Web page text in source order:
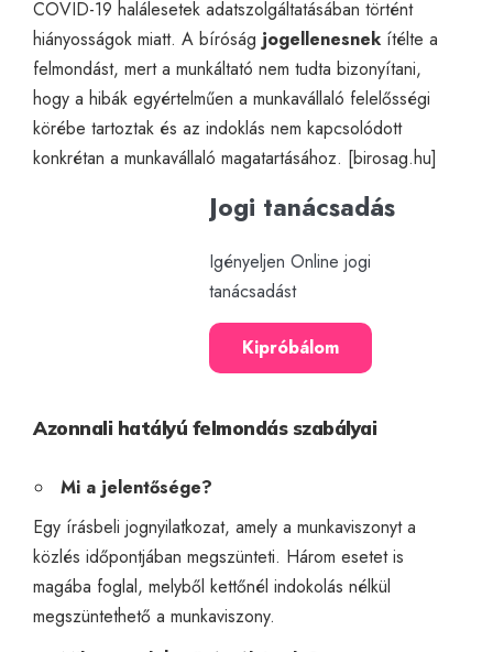
COVID-19 halálesetek adatszolgáltatásában történt
hiányosságok miatt. A bíróság jogellenesnek ítélte a
felmondást, mert a munkáltató nem tudta bizonyítani,
hogy a hibák egyértelműen a munkavállaló felelősségi
körébe tartoztak és az indoklás nem kapcsolódott
konkrétan a munkavállaló magatartásához. [birosag.hu]
Jogi tanácsadás
Igényeljen Online jogi
tanácsadást
Kipróbálom
Azonnali hatályú felmondás szabályai
Mi a jelentősége?
Egy írásbeli jognyilatkozat, amely a munkaviszonyt a
közlés időpontjában megszünteti. Három esetet is
magába foglal, melyből kettőnél indokolás nélkül
megszüntethető a munkaviszony.